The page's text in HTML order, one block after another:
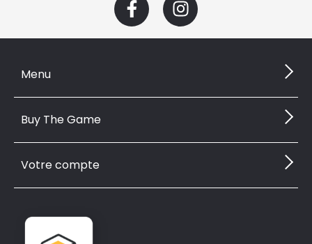
Menu
Buy The Game
Votre compte